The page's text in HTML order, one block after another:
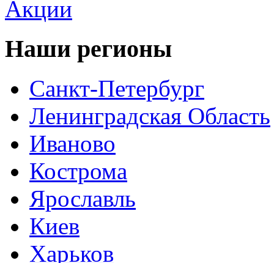
Наши регионы
Санкт-Петербург
Ленинградская Область
Иваново
Кострома
Ярославль
Киев
Харьков